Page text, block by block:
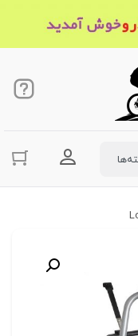
ورود به